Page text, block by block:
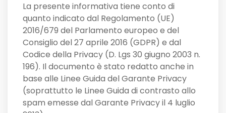
La presente informativa tiene conto di
quanto indicato dal Regolamento (UE)
2016/679 del Parlamento europeo e del
Consiglio del 27 aprile 2016 (GDPR) e dal
Codice della Privacy (D. Lgs 30 giugno 2003 n.
196). Il documento è stato redatto anche in
base alle Linee Guida del Garante Privacy
(soprattutto le Linee Guida di contrasto allo
spam emesse dal Garante Privacy il 4 luglio